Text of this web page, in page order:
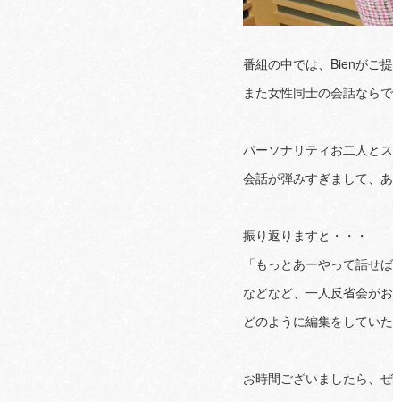
番組の中では、Bienがご
また女性同士の会話なら
パーソナリティお二人と
会話が弾みすぎまして、
振り返りますと・・・
「もっとあーやって話せ
などなど、一人反省会が
どのように編集をしてい
お時間ございましたら、